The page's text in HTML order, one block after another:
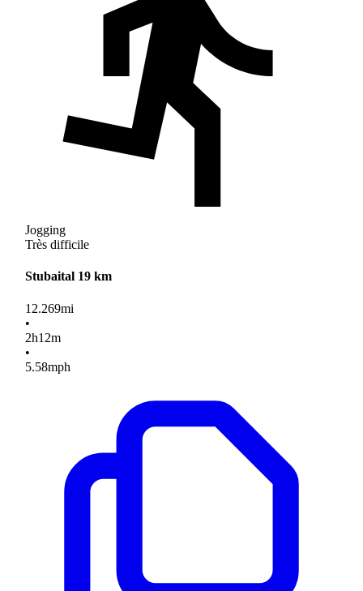
Jogging
Très difficile
Stubaital 19 km
12.269mi
•
2h12m
•
5.58mph